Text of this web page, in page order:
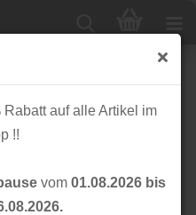
auf alle Artikel im
!!
vom 01.08.2026 bis